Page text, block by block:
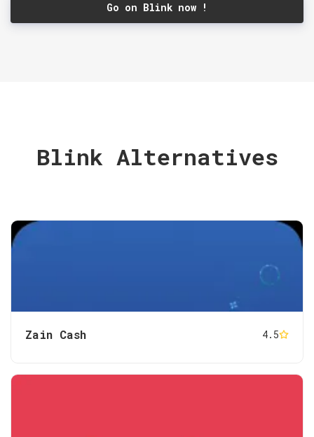
Go on Blink now !
Blink Alternatives
Zain Cash 4.5